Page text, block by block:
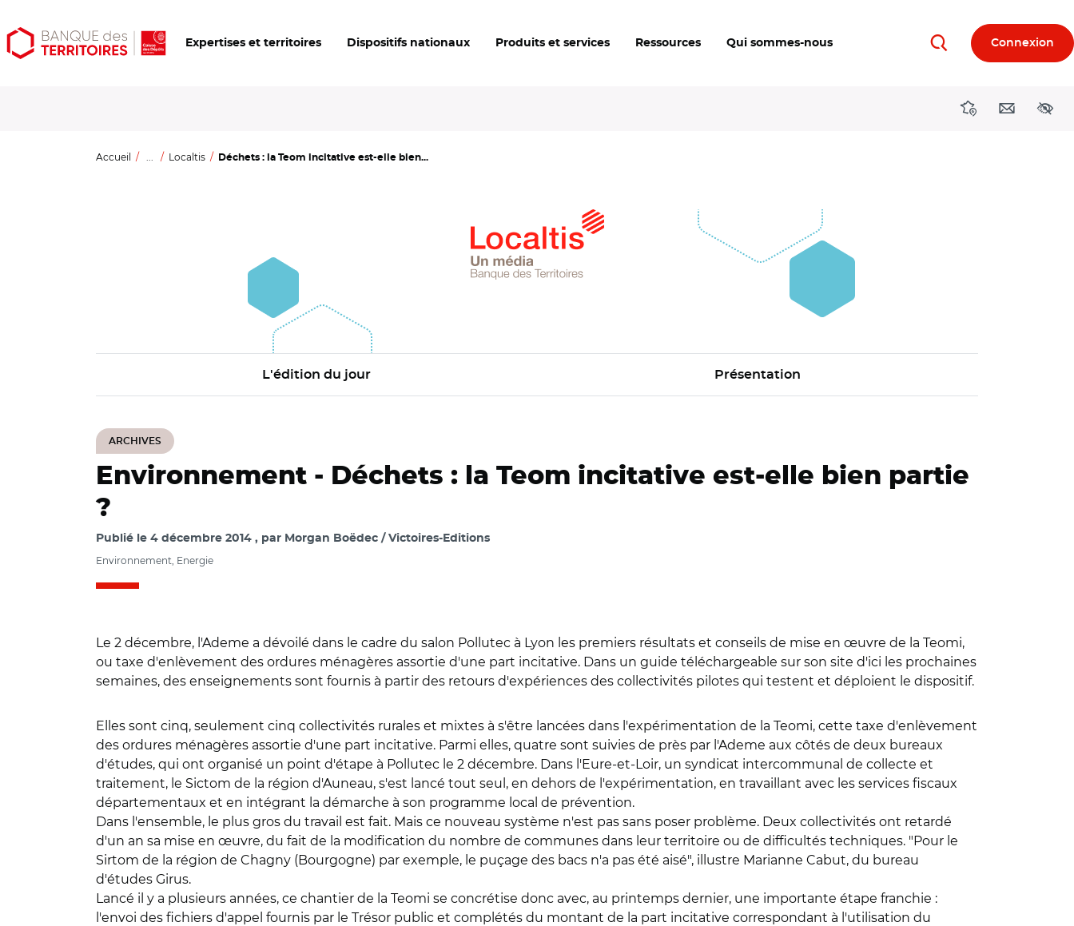
Aller
au
Aller
au
Ouvrir
les
Expertises et territoires Dispositifs nationaux Produits et services Ressources Qui sommes-nous RechercherConnexion
DirectionsContact
Accueil ... Localtis Déchets : la Teom incitative est-elle bien...
L'édition du jour Présentation
ARCHIVES
Environnement - Déchets : la Teom incitative est-elle bien partie
?
Publié le 4 décembre 2014 par Morgan Boëdec / Victoires-Editions
Environnement, Energie
Le 2 décembre, l'Ademe a dévoilé dans le cadre du salon Pollutec à Lyon les premiers résultats et conseils de mise en œuvre de la Teomi,
ou taxe d'enlèvement des ordures ménagères assortie d'une part incitative. Dans un guide téléchargeable sur son site d'ici les prochaines
semaines, des enseignements sont fournis à partir des retours d'expériences des collectivités pilotes qui testent et déploient le dispositif.
Elles sont cinq, seulement cinq collectivités rurales et mixtes à s'être lancées dans l'expérimentation de la Teomi, cette taxe d'enlèvement
des ordures ménagères assortie d'une part incitative. Parmi elles, quatre sont suivies de près par l'Ademe aux côtés de deux bureaux
d'études, qui ont organisé un point d'étape à Pollutec le 2 décembre. Dans l'Eure-et-Loir, un syndicat intercommunal de collecte et
traitement, le Sictom de la région d'Auneau, s'est lancé tout seul, en dehors de l'expérimentation, en travaillant avec les services fiscaux
départementaux et en intégrant la démarche à son programme local de prévention.
Dans l'ensemble, le plus gros du travail est fait. Mais ce nouveau système n'est pas sans poser problème. Deux collectivités ont retardé
d'un an sa mise en œuvre, du fait de la modification du nombre de communes dans leur territoire ou de difficultés techniques. "Pour le
Sirtom de la région de Chagny (Bourgogne) par exemple, le puçage des bacs n'a pas été aisé", illustre Marianne Cabut, du bureau
d'études Girus.
Lancé il y a plusieurs années, ce chantier de la Teomi se concrétise donc avec, au printemps dernier, une importante étape franchie :
l'envoi des fichiers d'appel fournis par le Trésor public et complétés du montant de la part incitative correspondant à l'utilisation du